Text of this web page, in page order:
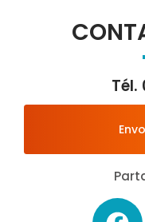
Tél.